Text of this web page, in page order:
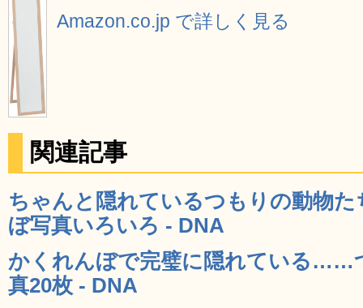
Amazon.co.jp で詳しく見る
関連記事
ちゃんと隠れているつもりの動物
ぼ写真いろいろ - DNA
かくれんぼで完璧に隠れている……
真20枚 - DNA